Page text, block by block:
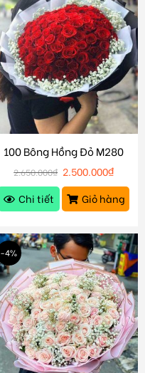
100 Bông Hồng Đỏ M280
2.650.000₫ 2.500.000₫
Chi tiết
Giỏ hàng
-4%